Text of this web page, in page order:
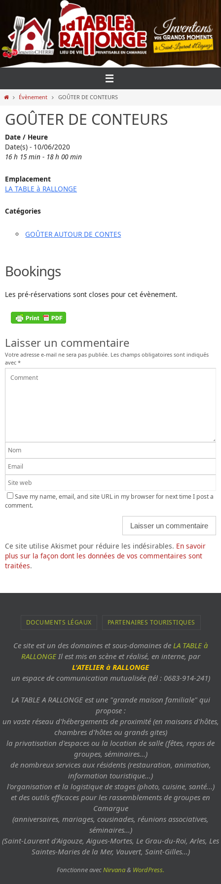
contenu
HomeÉvènement GOÛTER DE CONTEURS
GOÛTER DE CONTEURS
Date / Heure
Date(s) - 10/06/2020
16 h 15 min - 18 h 00 min
Emplacement
LA TABLE à RALLONGE
Catégories
GOÛTER AUTOUR DE CONTES
Bookings
Les pré-réservations sont closes pour cet évènement.
Laisser un commentaire
Votre adresse e-mail ne sera pas publiée. Les champs obligatoires sont indiqués
avec *
Save my name, email, and site URL in my browser for next time I post a
comment.
Ce site utilise Akismet pour réduire les indésirables. En savoir
plus sur la façon dont les données de vos commentaires sont
traitées.
DOCUMENTS LÉGAUX PARTENAIRES TOURISTIQUES
Ce site est un des domaines et sous-domaines de LA TABLE à
RALLONGEIl est mis en scène et réalisé, en interne, par
L'ATELIER à RALLONGE
un espace de communication mutualisée (tél : 0683-914-241)
LA TABLE A RALLONGE est une "grande maison familiale" qui
propose :
un vaste réseau d'hébergements de proximité (en maisons d'hôtes,
chambres d'hôtes ou grands gites)
la privatisation d'espaces ou la location de salle (fêtes, repas de
groupes, séminaires...)
de nombreux services aux résidents (restauration, animation,
information touristique...)
l'organisation et la logistique de stages (photo, cuisine, santé...)
et des outils efficaces pour les rassemblements de groupes en
Camargue
(anniversaires, mariages, cousinades, réunions associatives,
séminaires...)
(Saint-Laurent d'Aigouze, Aigues-Mortes, Le Grau-du-Roi, Arles, Les
Saintes-Maries de la Mer, Vauvert, Saint-Gilles...)
Fonctionne avec Nirvana& WordPress.